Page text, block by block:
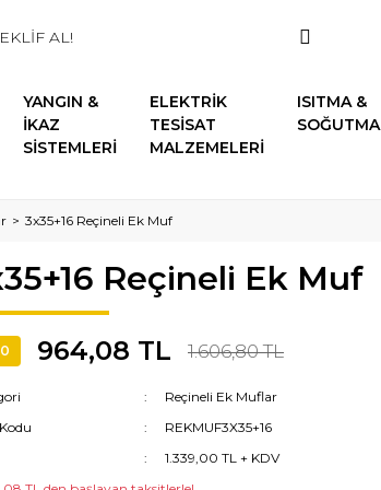
AL!
YANGIN &
İKAZ
SİSTEMLERİ
ELEKTRİK
TESİSAT
MALZEMELERİ
ISITMA &
SOĞUTMA
3x35+16 Reçineli Ek Muf
Reçineli Ek Muf
964,08 TL 1.606,80 TL
Reçineli Ek Muflar
REKMUF3X35+16
1.339,00 TL + KDV